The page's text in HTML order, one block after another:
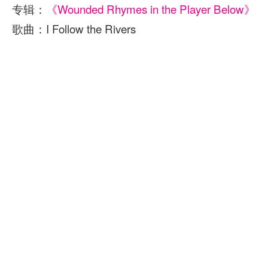
专辑：
《Wounded Rhymes in the Player Below》
歌曲：I Follow the Rivers